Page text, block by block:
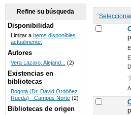
DE
BIBLIOTECAS
UNICOC
Refine su búsqueda
Disponibilidad
Limitar a ítems disponibles
actualmente.
Autores
Vera Lazaro, Alejand... (2)
Existencias en
bibliotecas
Bogotá (Dr. David Ordóñez
Rueda) - Campus Norte (2)
Bibliotecas de origen